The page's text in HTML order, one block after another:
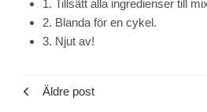
1. Tillsätt alla ingredienser till
2. Blanda för en cykel.
3. Njut av!
Äldre post